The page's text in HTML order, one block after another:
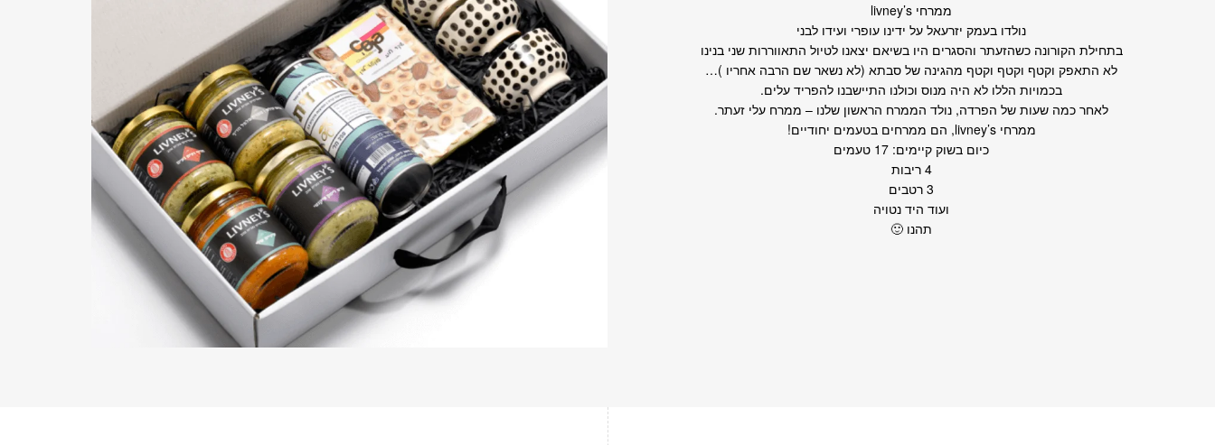
ממרחי livney’s
נולדו בעמק יזרעאל על ידינו עופרי ועידו לבני
בתחילת הקורונה כשהזעתר והסגרים היו בשיאם יצאנו לטיול התאווררות שני בנינו
לא התאפק וקטף וקטף וקטף מהגינה של סבתא (לא נשאר שם הרבה אחריו )…
בכמויות הללו לא היה מנוס וכולנו התיישבנו להפריד עלים.
לאחר כמה שעות של הפרדה, נולד הממרח הראשון שלנו – ממרח עלי זעתר.
ממרחי livney’s, הם ממרחים בטעמים יחודיים!
כיום בשוק קיימים: 17 טעמים
4 ריבות
3 רטבים
ועוד היד נטויה
תהנו 🙂